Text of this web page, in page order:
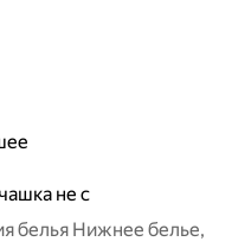
не с
белья Нижнее белье,